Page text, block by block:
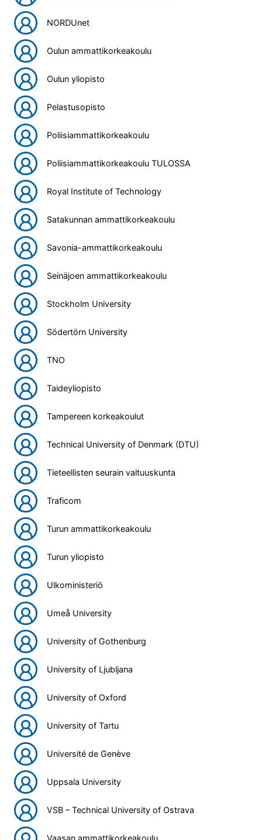
NORDUnet
Oulun ammattikorkeakoulu
Oulun yliopisto
Pelastusopisto
Poliisiammattikorkeakoulu
Poliisiammattikorkeakoulu TULOSSA
Royal Institute of Technology
Satakunnan ammattikorkeakoulu
Savonia-ammattikorkeakoulu
Seinäjoen ammattikorkeakoulu
Stockholm University
Södertörn University
TNO
Taideyliopisto
Tampereen korkeakoulut
Technical University of Denmark (DTU)
Tieteellisten seurain valtuuskunta
Traficom
Turun ammattikorkeakoulu
Turun yliopisto
Ulkoministeriö
Umeå University
University of Gothenburg
University of Ljubljana
University of Oxford
University of Tartu
Université de Genève
Uppsala University
VSB – Technical University of Ostrava
Vaasan ammattikorkeakoulu